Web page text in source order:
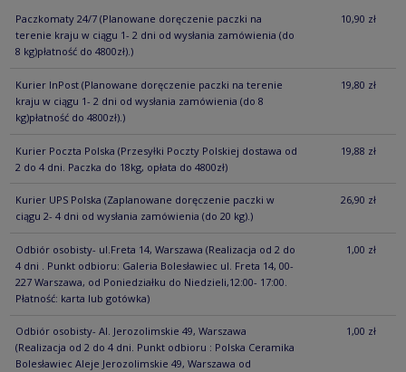
Paczkomaty 24/7 (Planowane doręczenie paczki na
terenie kraju w ciągu 1- 2 dni od wysłania zamówienia (do
8 kg)płatność do 4800zł).)
10,90 zł
Kurier InPost (Planowane doręczenie paczki na terenie
kraju w ciągu 1- 2 dni od wysłania zamówienia (do 8
kg)płatność do 4800zł).)
19,80 zł
Kurier Poczta Polska (Przesyłki Poczty Polskiej dostawa od
2 do 4 dni. Paczka do 18kg, opłata do 4800zł)
19,88 zł
Kurier UPS Polska (Zaplanowane doręczenie paczki w
ciągu 2- 4 dni od wysłania zamówienia (do 20 kg).)
26,90 zł
Odbiór osobisty- ul.Freta 14, Warszawa (Realizacja od 2 do
4 dni . Punkt odbioru: Galeria Bolesławiec ul. Freta 14, 00-
227 Warszawa, od Poniedziałku do Niedzieli,12:00- 17:00.
Płatność: karta lub gotówka)
1,00 zł
Odbiór osobisty- Al. Jerozolimskie 49, Warszawa
(Realizacja od 2 do 4 dni. Punkt odbioru : Polska Ceramika
Bolesławiec Aleje Jerozolimskie 49, Warszawa od
1,00 zł